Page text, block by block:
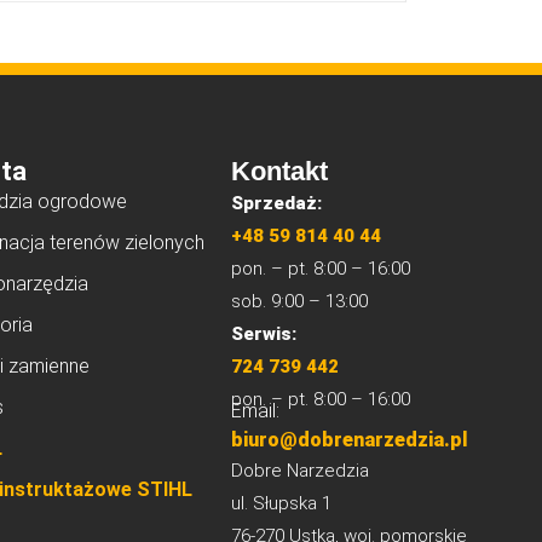
ogrodowe
terenów zielonych
zamienne
STIHL
Kontakt
Sprzedaż:
+48 59 814 40 44
pon. – pt. 8:00 – 16:00
sob. 9:00 – 13:00
Serwis:
724 739 442
pon. – pt. 8:00 – 16:00
Email:
biuro@dobrenarzedzia.pl
Dobre Narzedzia
ul. Słupska 1
76-270 Ustka, woj. pomorskie